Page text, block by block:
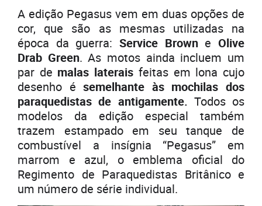
A edição Pegasus vem em duas opções de
cor, que são as mesmas utilizadas na
época da guerra: Service BrowneOlive
Drab Green. As motos ainda incluem um
par de malas laterais feitas em lona cujo
desenho ésemelhante às mochilas dos
paraquedistas de antigamente. Todos os
modelos da edição especial também
trazem estampado em seu tanque de
combustível a insígnia “Pegasus” em
marrom e azul, o emblema oficial do
Regimento de Paraquedistas Britânico e
um número de série individual.